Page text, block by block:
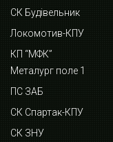
СК Будівельник
Локомотив-КПУ
КП “МФК”
Металург поле 1
ПС ЗАБ
СК Спартак-КПУ
СК ЗНУ